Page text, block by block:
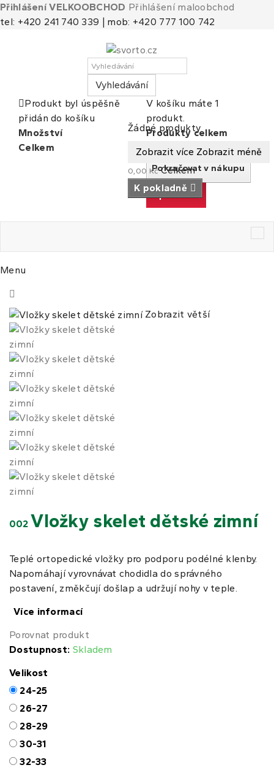
Přihlášení VELKOOBCHOD Přihlášení maloobchod
tel: +420 241 740 339 | mob: +420 777 100 742
Vyhledávání
Košík
(prázdný)
Žádné produkty
Zobrazit více Zobrazit méně
0,00 Kč Celkem
K pokladně
Produkt byl úspěšně
přidán do košíku
Množství
Celkem
V košíku máte 1
produkt.
Produkty celkem
Celkem
Pokračovat v nákupu
K pokladně
Menu
Zobrazit větší
002 Vložky skelet dětské zimní
Teplé ortopedické vložky pro podporu podélné klenby.
Napomáhají vyrovnávat chodidla do správného
postavení, změkčují došlap a udržují nohy v teple.
Více informací
Porovnat produkt
Dostupnost: Skladem
Velikost
24-25
26-27
28-29
30-31
32-33